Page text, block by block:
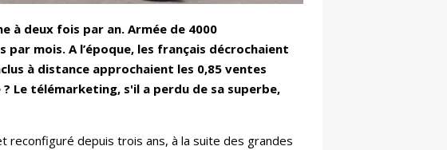
à deux fois par an. Armée de 4000
mois. A l’époque, les français décrochaient
à distance approchaient les 0,85 ventes
Le télémarketing, s'il a perdu de sa superbe,
reconfiguré depuis trois ans, à la suite des grandes